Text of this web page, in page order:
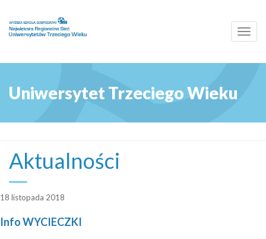
Uniwersytet Trzeciego Wieku
Aktualności
18 listopada 2018
Info WYCIECZKI